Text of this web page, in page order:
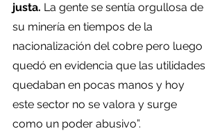
justa. La gente se sentía orgullosa de
su minería en tiempos de la
nacionalización del cobre pero luego
quedó en evidencia que las utilidades
quedaban en pocas manos y hoy
este sector no se valora y surge
como un poder abusivo”.